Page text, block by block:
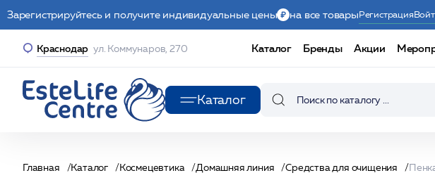
Зарегистрируйтесь и получите индивидуальные цены на все товарыРегистрация
Краснодар ул. Коммунаров, 270 Каталог Бренды Акции
Каталог
Главная Каталог Космецевтика Домашняя линия Средства для очищения